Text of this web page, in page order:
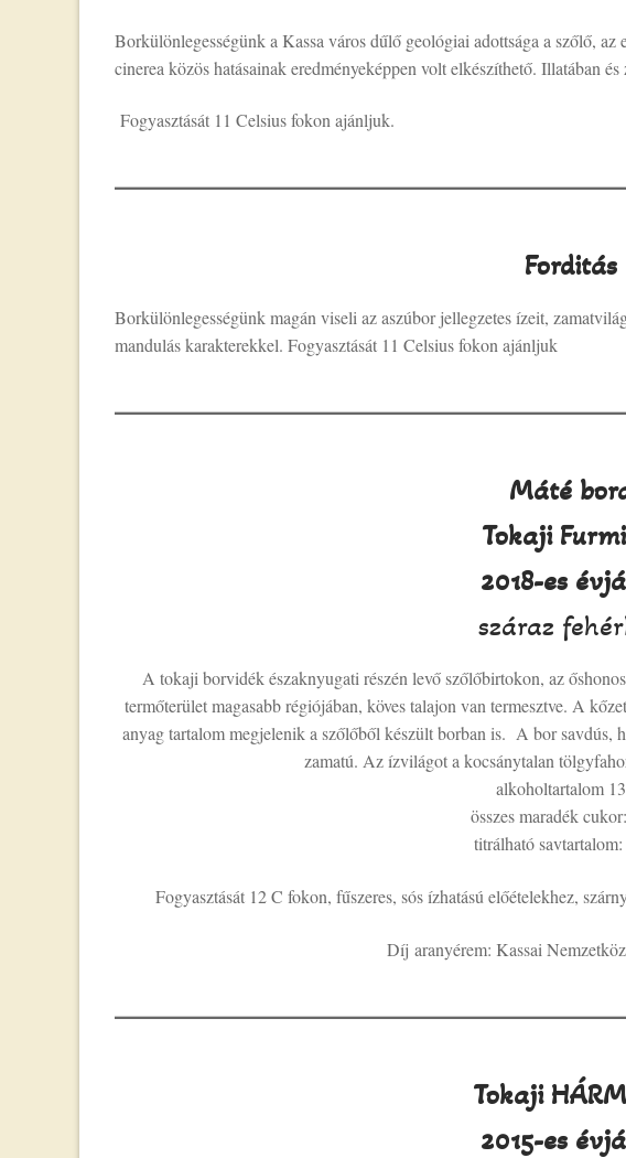
Borkülönlegességünk a Kassa város dűlő geológiai adottsága a szőlő, az
cinerea közös hatásainak eredményeképpen volt elkészíthető. Illatában
Fogyasztását 11 Celsius fokon ajánljuk.
Forditás
Borkülönlegességünk magán viseli az aszúbor jellegzetes ízeit,
mandulás karakterekkel. Fogyasztását 11 Celsius fokon ajánljuk
Máté
Tokaji
2018-es
száraz
A tokaji borvidék északnyugati részén levő szőlőbirtokon, az
termőterület magasabb régiójában, köves talajon van termesztve. A
anyag tartalom megjelenik a szőlőből készült borban is. A bor savdús,
zamatú. Az ízvilágot a kocsánytalan
alkoholtartalom
összes maradék
titrálható
Fogyasztását 12 C fokon, fűszeres, sós ízhatású előételekhez,
Díj aranyérem: Kassai
Tokaji
2015-es